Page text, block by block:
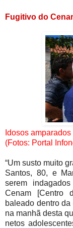
Fugitivo do
Idosos
(Fotos: Portal
“Um susto muito
Santos, 80, e
serem
Cenam [Centro
baleado dentro
na manhã desta
netos